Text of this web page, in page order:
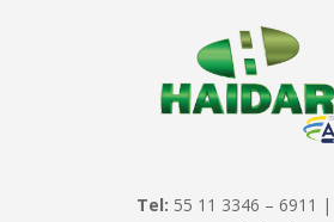
Tel: 55 11 3346 – 6911 |